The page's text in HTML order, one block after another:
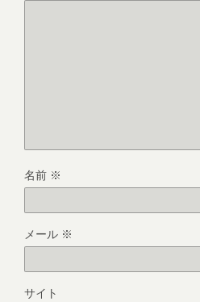
名前 ※
メール ※
サイト